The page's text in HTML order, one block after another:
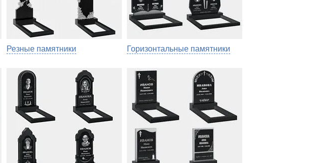
Резные памятники Горизонтальные памятники